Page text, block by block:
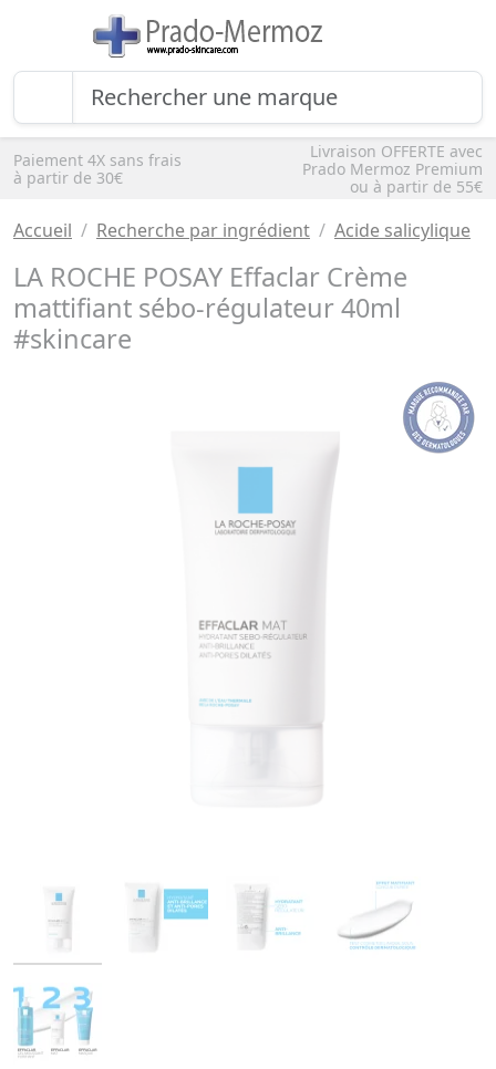
Paiement 4X sans frais
à partir de 30€
Livraison OFFERTE avec
Prado Mermoz Premium
ou à partir de 55€
Accueil Recherche par ingrédient Acide salicylique
LA ROCHE POSAY Effaclar Crème
mattifiant sébo-régulateur 40ml
#skincare